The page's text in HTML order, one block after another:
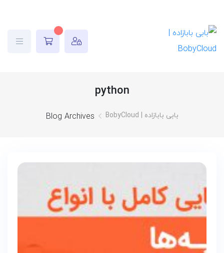
python
بابی بابازاده | BobyCloud Blog Archives